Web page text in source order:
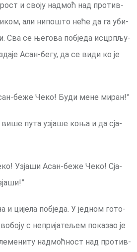
и сво­ју над­моћ над про­тив­
али ни­по­што не­ће да га уби­
Сва се ње­го­ва по­бје­да ис­цр­пљу­
Асан-бе­гу, да се ви­ди ко је
бе­же Че­ко! Бу­ди ме­не ми­ран!”
ви­ше пу­та уз­ја­ше ко­ња и да сја­
Уз­ја­ши Асан-бе­же Че­ко! Сја­
и ци­је­ла по­бје­да. У јед­ном го­то­
с непријатељем по­ка­зао је
над­моћ­ност над про­тив­